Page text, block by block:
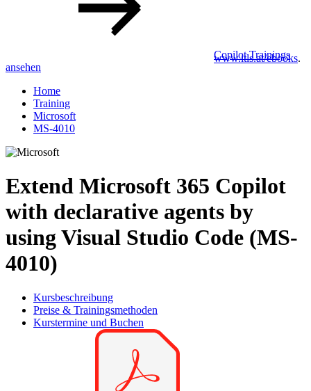
www.itls.at/ebooks.
Copilot Trainings
ansehen
Home
Training
Microsoft
MS-4010
Extend Microsoft 365 Copilot
with declarative agents by
using Visual Studio Code (MS-
4010)
Kursbeschreibung
Preise & Trainingsmethoden
Kurstermine und Buchen